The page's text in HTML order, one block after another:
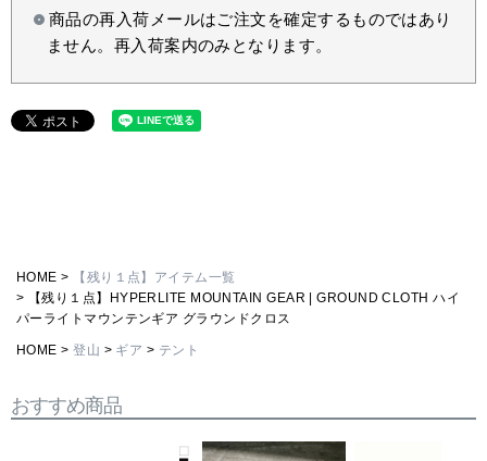
商品の再入荷メールはご注文を確定するものではあり
ません。再入荷案内のみとなります。
HOME
【残り１点】アイテム一覧
【残り１点】HYPERLITE MOUNTAIN GEAR | GROUND CLOTH ハイ
パーライトマウンテンギア グラウンドクロス
HOME 登山 ギア テント
おすすめ商品